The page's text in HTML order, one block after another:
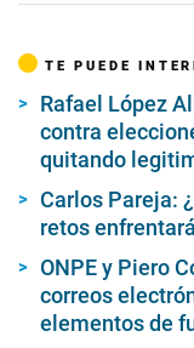
TE PUEDE
Rafael López
contra
quitando
Carlos Pareja:
retos
ONPE y Piero
correos
elementos de